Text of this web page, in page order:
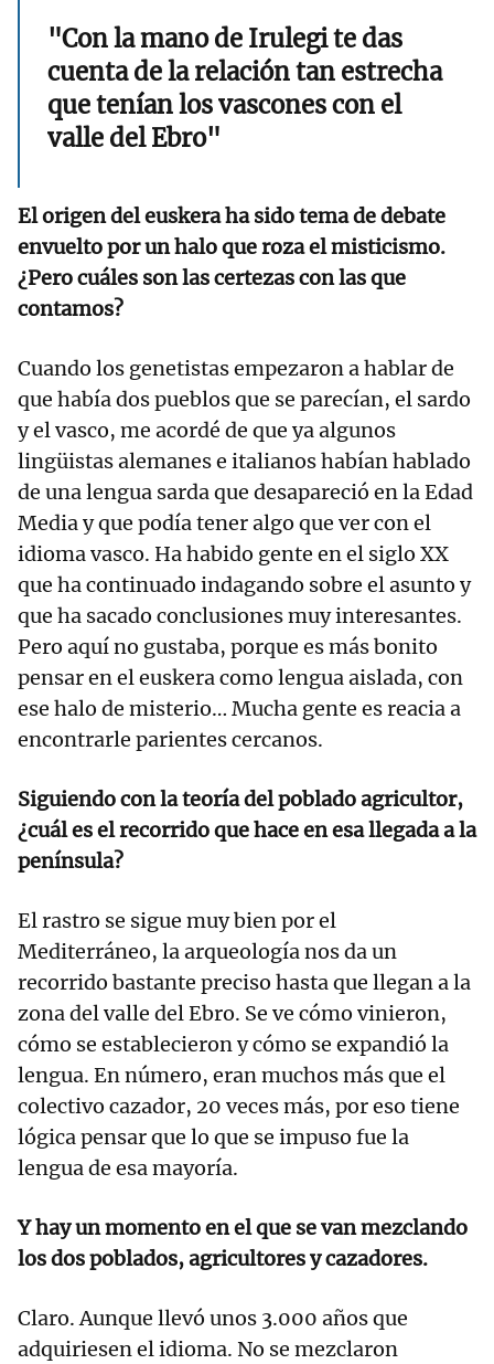
"Con la mano de Irulegi te das
cuenta de la relación tan estrecha
que tenían los vascones con el
valle del Ebro"
El origen del euskera ha sido tema de debate
envuelto por un halo que roza el misticismo.
¿Pero cuáles son las certezas con las que
contamos?
Cuando los genetistas empezaron a hablar de
que había dos pueblos que se parecían, el sardo
y el vasco, me acordé de que ya algunos
lingüistas alemanes e italianos habían hablado
de una lengua sarda que desapareció en la Edad
Media y que podía tener algo que ver con el
idioma vasco. Ha habido gente en el siglo XX
que ha continuado indagando sobre el asunto y
que ha sacado conclusiones muy interesantes.
Pero aquí no gustaba, porque es más bonito
pensar en el euskera como lengua aislada, con
ese halo de misterio… Mucha gente es reacia a
encontrarle parientes cercanos.
Siguiendo con la teoría del poblado agricultor,
¿cuál es el recorrido que hace en esa llegada a la
península?
El rastro se sigue muy bien por el
Mediterráneo, la arqueología nos da un
recorrido bastante preciso hasta que llegan a la
zona del valle del Ebro. Se ve cómo vinieron,
cómo se establecieron y cómo se expandió la
lengua. En número, eran muchos más que el
colectivo cazador, 20 veces más, por eso tiene
lógica pensar que lo que se impuso fue la
lengua de esa mayoría.
Y hay un momento en el que se van mezclando
los dos poblados, agricultores y cazadores.
Claro. Aunque llevó unos 3.000 años que
adquiriesen el idioma. No se mezclaron